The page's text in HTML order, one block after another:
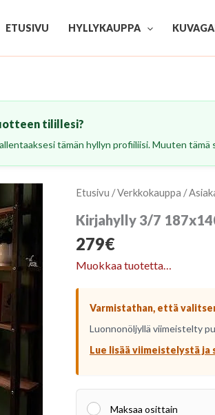
ETUSIVU HYLLYKAUPPA
tilillesi?
tämän hyllyn profiiliisi. Muuten tämä
Etusivu /Verkkokauppa /
Kirjahylly 3/7
279€
Muokkaa tuotetta…
Varmistathan, että
Luonnonöljyllä viimeistelty
Lue lisää viimeistelystä
Maksaa osittain